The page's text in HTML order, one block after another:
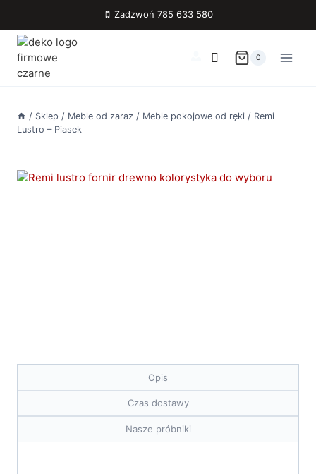
treści
Zadzwoń 785 633 580
0
/ Sklep / Meble od zaraz / Meble pokojowe od ręki / Remi
Lustro – Piasek
Opis
Czas dostawy
Nasze próbniki